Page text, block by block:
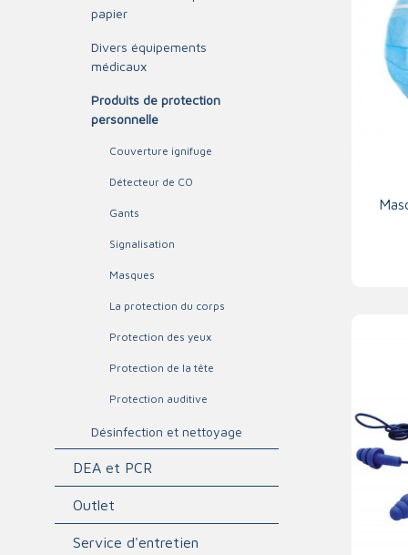
Triage
papier
Divers équipements
médicaux
Produits de protection
personnelle
Couverture ignifuge
Détecteur de CO
Gants
Signalisation
Masques
La protection du corps
Protection des yeux
Protection de la tête
Protection auditive
Désinfection et nettoyage
DEA et PCR
Outlet
Service d'entretien